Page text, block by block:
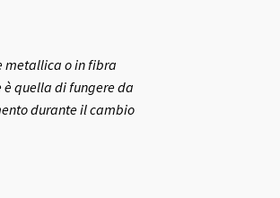
metallica o in fibra
quella di fungere da
durante il cambio